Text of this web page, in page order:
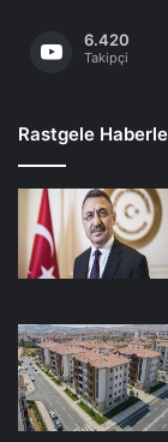
6.420
Takipçi
Rastgele